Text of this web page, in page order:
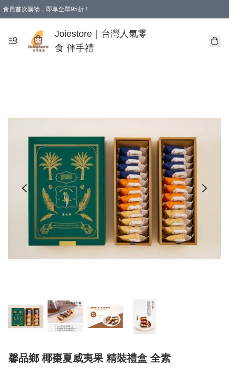
會員首次購物，即享全單95折！
購物滿 HKD 350.00即享免運費優惠！（適用於 本地送貨、本地取貨 )
Joiestore｜台灣人氣零
食 伴手禮
馨品鄉 椰棗夏威夷果 精裝禮盒 全素